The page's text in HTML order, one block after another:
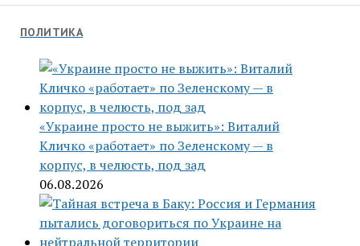
ПОЛИТИКА
«Украине просто не выжить»: Виталий
Кличко «работает» по Зеленскому — в
корпус, в челюсть, под зад
06.08.2026